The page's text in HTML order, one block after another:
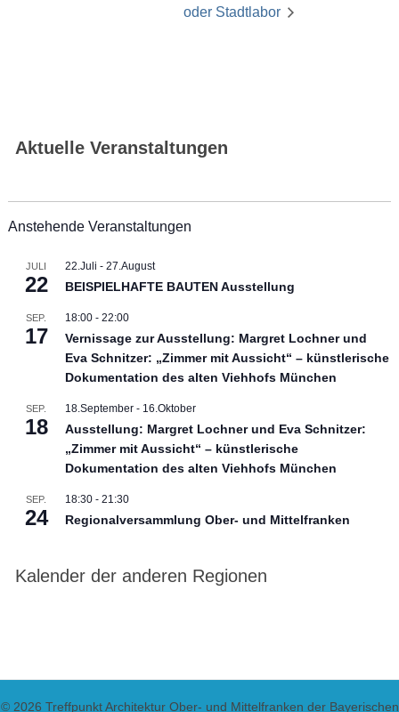
oder Stadtlabor
Aktuelle Veranstaltungen
Anstehende Veranstaltungen
JULI
22
22.Juli - 27.August
BEISPIELHAFTE BAUTEN Ausstellung
SEP.
17
18:00- 22:00
Vernissage zur Ausstellung: Margret Lochner und
Eva Schnitzer: „Zimmer mit Aussicht“ – künstlerische
Dokumentation des alten Viehhofs München
SEP.
18
18.September- 16.Oktober
Ausstellung: Margret Lochner und Eva Schnitzer:
„Zimmer mit Aussicht“ – künstlerische
Dokumentation des alten Viehhofs München
SEP.
24
18:30- 21:30
Regionalversammlung Ober- und Mittelfranken
Kalender der anderen Regionen
© 2026 Treffpunkt Architektur Ober- und Mittelfranken der Bayerischen